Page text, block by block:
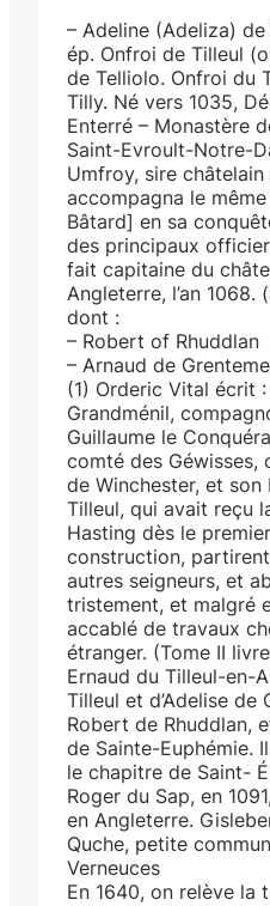
– Adeline (Adeliza)
ép. Onfroi de Tilleul
de Telliolo. Onfroi du
Tilly. Né vers 1035,
Enterré – Monastère
Saint-Evroult-Notre-
Umfroy, sire
accompagna le
Bâtard] en sa
des principaux
fait capitaine du
Angleterre, l’an 1068.
dont :
– Robert of Rhuddlan
– Arnaud de
(1) Orderic Vital écrit
Grandménil,
Guillaume le
comté des Géwisses,
de Winchester, et
Tilleul, qui avait reçu
Hasting dès le
construction,
autres seigneurs, et
tristement, et malgré
accablé de travaux
étranger. (Tome II
Ernaud du Tilleul-en-
Tilleul et d’Adelise de
Robert de Rhuddlan,
de Sainte-Euphémie.
le chapitre de Saint-
Roger du Sap, en
en Angleterre.
Quche, petite
Verneuces
En 1640, on relève la